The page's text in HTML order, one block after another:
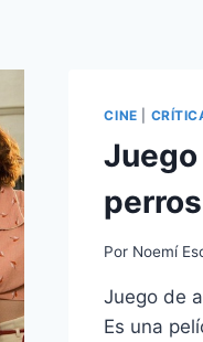
CINE
Juego
Por Noemí
Juego de
Es una